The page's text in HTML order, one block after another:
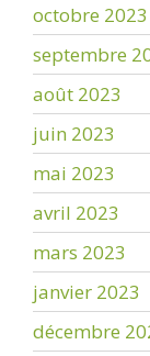
octobre 2023
septembre
août 2023
juin 2023
mai 2023
avril 2023
mars 2023
janvier 2023
décembre